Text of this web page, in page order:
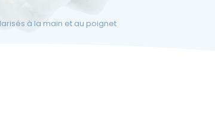
à la main et au poignet